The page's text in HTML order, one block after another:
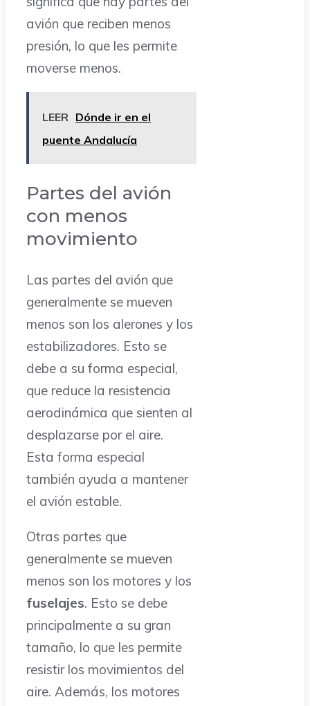
avión que reciben menos
presión, lo que les permite
moverse menos.
LEER Dónde ir en el
puente Andalucía
Partes del avión
con menos
movimiento
Las partes del avión que
generalmente se mueven
menos son los alerones y los
estabilizadores. Esto se
debe a su forma especial,
que reduce la resistencia
aerodinámica que sienten al
desplazarse por el aire.
Esta forma especial
también ayuda a mantener
el avión estable.
Otras partes que
generalmente se mueven
menos son los motores y los
fuselajes. Esto se debe
principalmente a su gran
tamaño, lo que les permite
resistir los movimientos del
aire. Además, los motores